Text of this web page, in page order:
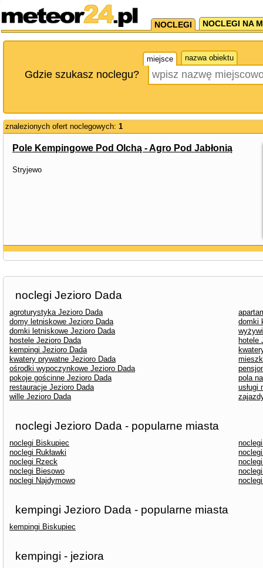
NOCLEGI NOCLEGI NA
miejsce nazwa obiektu
Gdzie szukasz noclegu?
znalezionych ofert noclegowych: 1
Pole Kempingowe Pod Olchą - Agro Pod Jabłonią
Stryjewo
noclegi Jezioro Dada
agroturystyka Jezioro Dada
domy letniskowe Jezioro Dada
domki
domki letniskowe Jezioro Dada
hostele Jezioro Dada
hotele
kempingi Jezioro Dada
kwatery prywatne Jezioro Dada
ośrodki wypoczynkowe Jezioro Dada
pokoje gościnne Jezioro Dada
pola
restauracje Jezioro Dada
usługi
wille Jezioro Dada
noclegi Jezioro Dada - popularne miasta
noclegi Biskupiec
noclegi Rukławki
noclegi Rzeck
noclegi Biesowo
noclegi Najdymowo
kempingi Jezioro Dada - popularne miasta
kempingi Biskupiec
kempingi - jeziora